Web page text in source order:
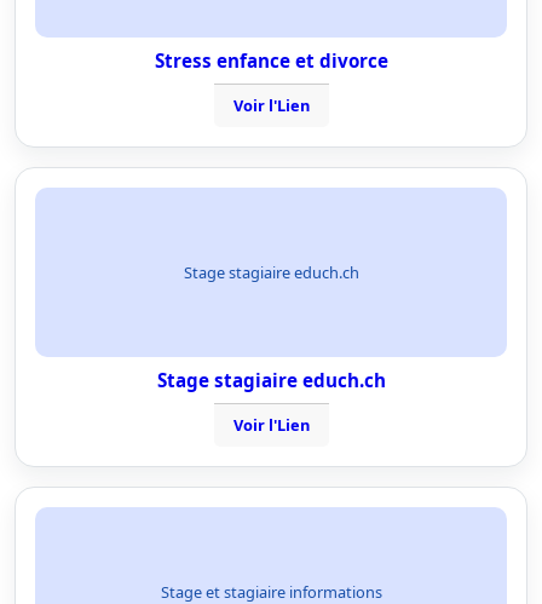
Stress enfance et divorce
Voir l'Lien
Stage stagiaire educh.ch
Stage stagiaire educh.ch
Voir l'Lien
Stage et stagiaire informations